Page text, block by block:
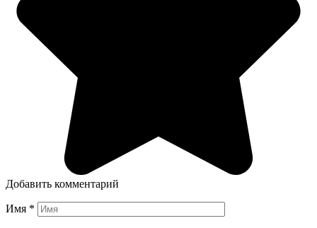
Добавить комментарий
Имя *